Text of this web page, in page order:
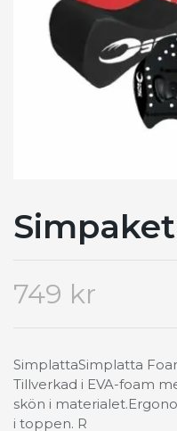
749 kr
SimplattaSimplatta
Tillverkad i EVA-foam
skön i
i toppen. R